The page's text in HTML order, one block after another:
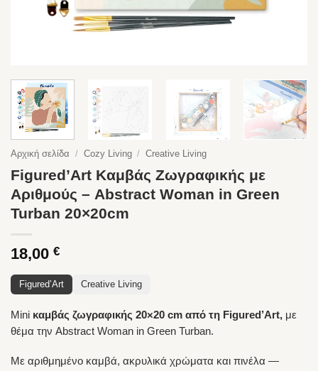
Αρχική σελίδα / Cozy Living / Creative Living
Figured’Art Καμβάς Ζωγραφικής με
Αριθμούς – Abstract Woman in Green
Turban 20×20cm
18,00 €
Figured’Art Creative Living
Mini καμβάς ζωγραφικής 20×20 cm από τη Figured’Art, με
θέμα την Abstract Woman in Green Turban.
Με αριθμημένο καμβά, ακρυλικά χρώματα και πινέλα —